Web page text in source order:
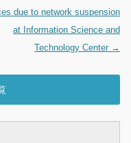
due to network suspension
at Information Science and
Technology Center →